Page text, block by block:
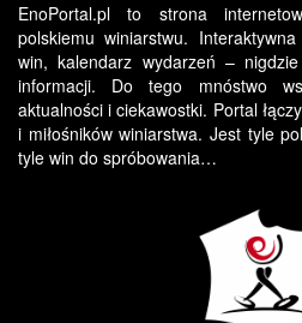
EnoPortal.pl to strona
polskiemu winiarstwu.
win, kalendarz wydarzeń –
informacji. Do tego mnóstwo
aktualności i ciekawostki. Portal
i miłośników winiarstwa. Jest tyle
tyle win do spróbowania…